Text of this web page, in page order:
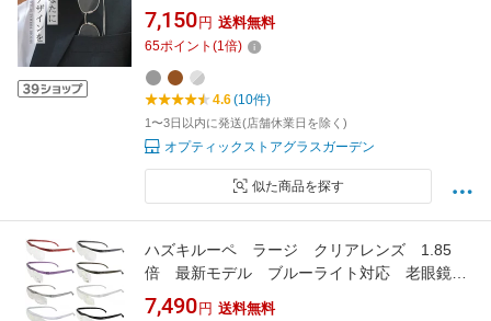
外線 メンズ おしゃれ メガネ ビジネス スーツ
フォーマル パソコン 折りたたみ コンパクト ス
リム シニアグラス 旅行 携帯 持ち運び 鯖江メー
カーデザイン SHIORI SI-14
7,150 円 送料無料
65ポイント (1倍)
4.6(10件)
1〜3日以内に発送(店舗休業日を除く)
オプティックストアグラスガーデン
似た商品を探す
ハズキルーペ ラージ クリアレンズ 1.85
倍 最新モデル ブルーライト対応 老眼鏡
ルーペ
7,490 円 送料無料